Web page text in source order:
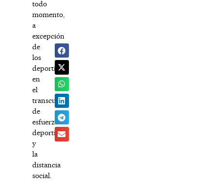
todo
momento,
a
excepción
de
los
deportistas
en
el
transcurso
de
esfuerzo
deportivo,
y
la
distancia
social.